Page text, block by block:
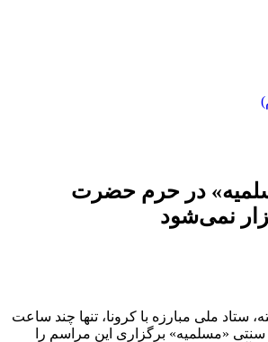
در حرم حضرت
نمی‌شود
ستاد ملی مبارزه با کرونا، تنها چند ساعت
«مسلمیه» برگزاری این مراسم را